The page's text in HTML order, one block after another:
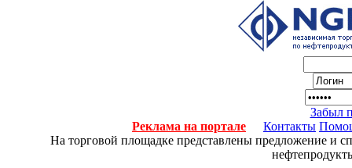
Забыл
Реклама на портале
Контакты
На торговой площадке представлены предложение и